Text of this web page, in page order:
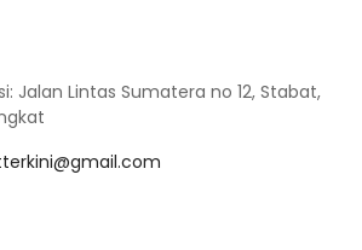
Jalan Lintas Sumatera no 12, Stabat,